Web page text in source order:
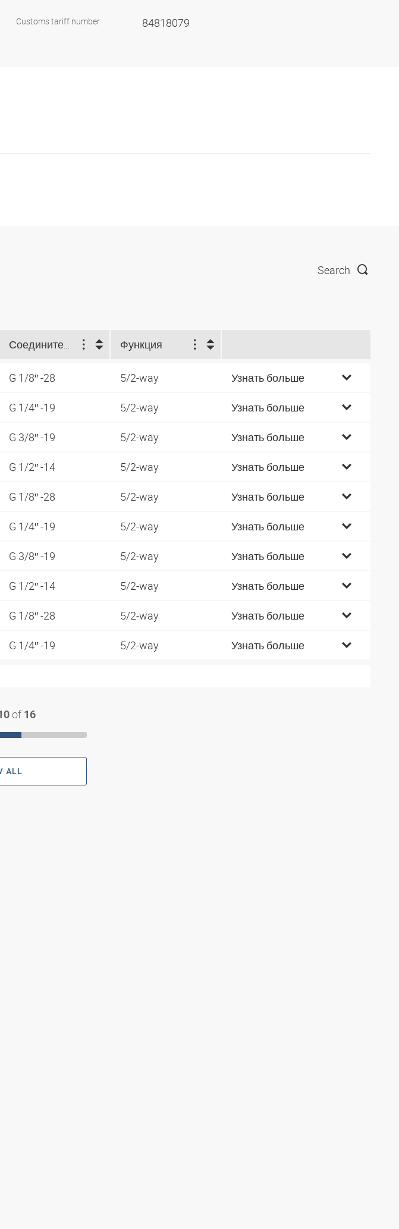
Customs tariff number 84818079
Search
Соединительная резьба Функция
G 1/8″ -28 5/2-way Узнать больше
G 1/4″ -19 5/2-way Узнать больше
G 3/8″ -19 5/2-way Узнать больше
G 1/2″ -14 5/2-way Узнать больше
G 1/8″ -28 5/2-way Узнать больше
G 1/4″ -19 5/2-way Узнать больше
G 3/8″ -19 5/2-way Узнать больше
G 1/2″ -14 5/2-way Узнать больше
G 1/8″ -28 5/2-way Узнать больше
G 1/4″ -19 5/2-way Узнать больше
of 16
ALL